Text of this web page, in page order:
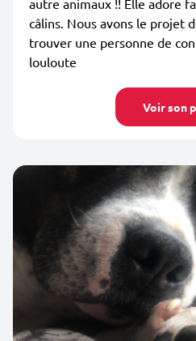
autre animaux !! Elle adore
câlins. Nous avons le projet
trouver une personne de
louloute
Voir son